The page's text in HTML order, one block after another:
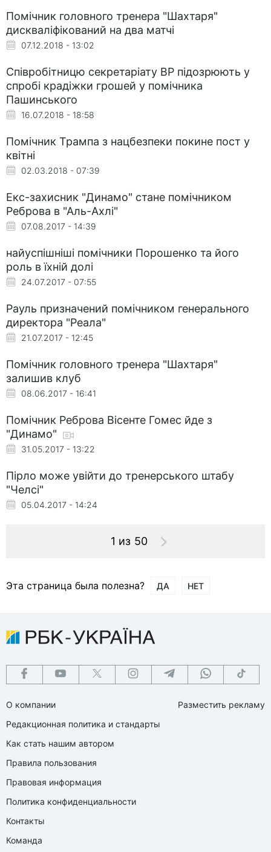
Помічник головного тренера "Шахтаря"
дискваліфікований на два матчі
07.12.2018 - 13:02
Співробітницю секретаріату ВР підозрюють у
спробі крадіжки грошей у помічника
Пашинського
16.07.2018 - 18:58
Помічник Трампа з нацбезпеки покине пост у
квітні
02.03.2018 - 07:39
Екс-захисник "Динамо" стане помічником
Реброва в "Аль-Ахлі"
07.08.2017 - 14:39
найуспішніші помічники Порошенко та його
роль в їхній долі
24.07.2017 - 07:55
Рауль призначений помічником генерального
директора "Реала"
21.07.2017 - 12:45
Помічник головного тренера "Шахтаря"
залишив клуб
08.06.2017 - 16:41
Помічник Реброва Вісенте Гомес йде з
"Динамо"
31.05.2017 - 13:22
Пірло може увійти до тренерського штабу
"Челсі"
05.04.2017 - 14:24
1 из 50
Эта страница была полезна? ДА НЕТ
О компании
Редакционная политика и стандарты
Как стать нашим автором
Правила пользования
Правовая информация
Политика конфиденциальности
Контакты
Команда
Разместить рекламу